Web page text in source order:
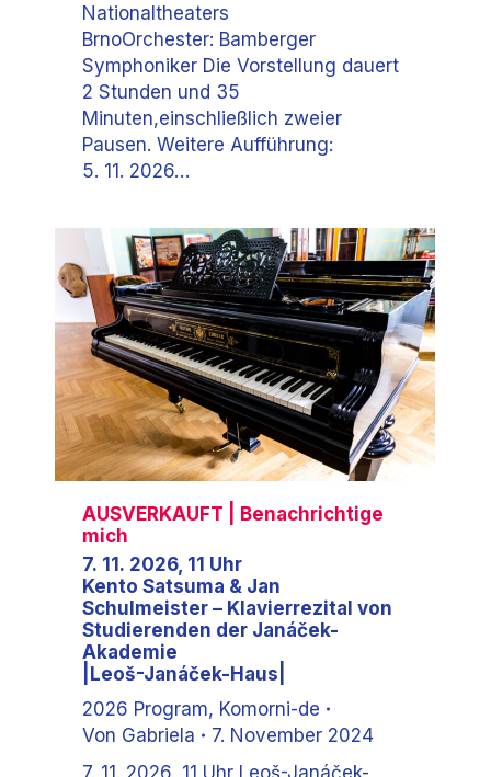
Nationaltheaters
BrnoOrchester: Bamberger
Symphoniker Die Vorstellung dauert
2 Stunden und 35
Minuten,einschließlich zweier
Pausen. Weitere Aufführung:
5. 11. 2026…
AUSVERKAUFT | Benachrichtige
mich
7. 11. 2026, 11 Uhr
Kento Satsuma & Jan
Schulmeister – Klavierrezital von
Studierenden der Janáček-
Akademie
|Leoš-Janáček-Haus|
2026 Program, Komorni-de
Von Gabriela
7. November 2024